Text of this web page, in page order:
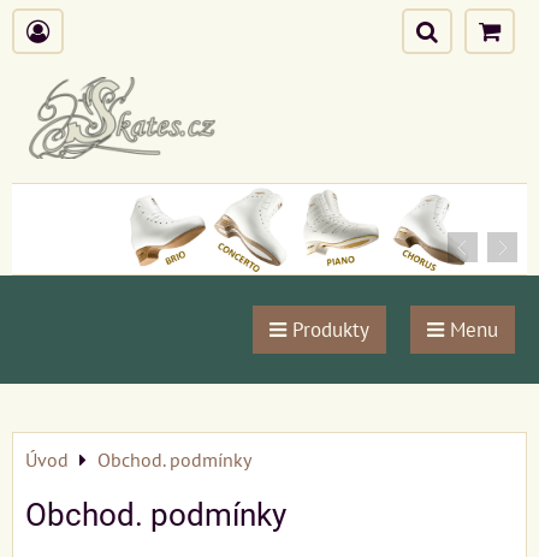
Produkty Menu
Úvod Obchod. podmínky
Obchod. podmínky